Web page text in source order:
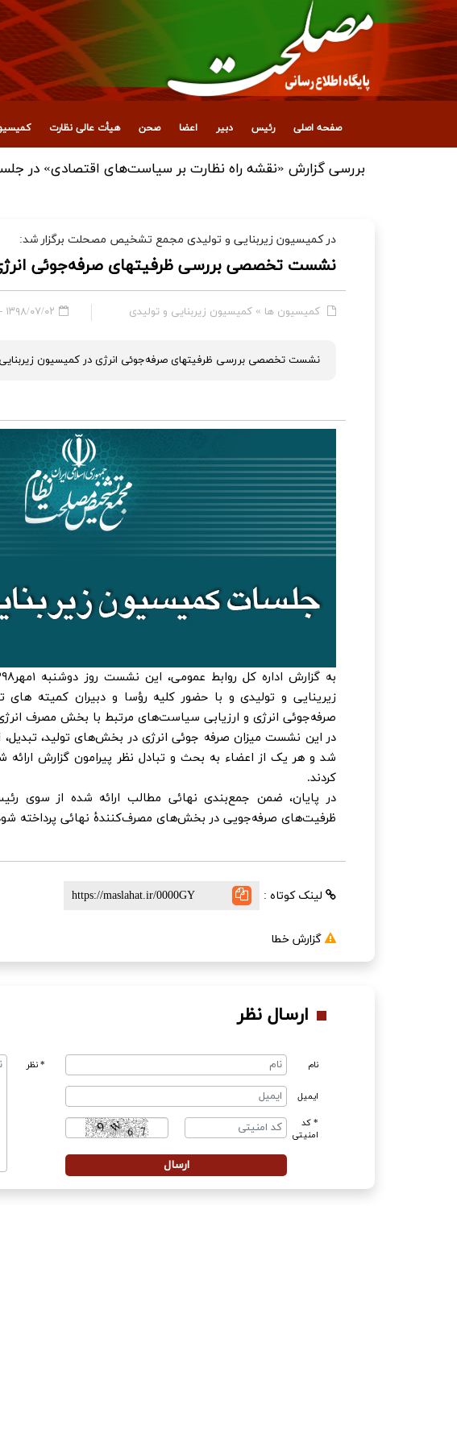
صفحه اصلی رئیس دبیر اعضا صحن هیأت عالی نظارت
بررسی گزارش «نقشه راه نظارت بر سیاست‌های اقتصادی» در
در کمیسیون زیربنایی و تولیدی مجمع تشخیص مصحلت برگزار شد:
نشست تخصصی بررسی ظرفیتهای صرفه‌جوئی
کمیسیون ها » کمیسیون زیربنایی و تولیدی ۱۳۹۸/۰۷/۰۲ - ۱۵:۴۱
نشست تخصصی بررسی ظرفیتهای صرفه‌جوئی انرژی در کمیسیون
زیرینایی و تولیدی و با حضور کلیه رؤسا و دبیران کمیته
صرفه‌جوئی انرژی و ارزیابی سیاست‌های مرتبط با بخش مصرف انرژی
در این نشست میزان صرفه جوئی انرژی در بخش‌های تولید، تبدیل،
شد و هر یک از اعضاء به بحث و تبادل نظر پیرامون گزارش ارائه
کردند.
در پایان، ضمن جمع‌بندی نهائی مطالب ارائه شده از سوی
ظرفیت‌های صرفه‌جویی در بخش‌های مصرف‌کنندۀ نهائی پرداخته
لینک کوتاه :
گزارش خطا
ارسال نظر
نام
ایمیل
* کد
امنیتی
* نظر